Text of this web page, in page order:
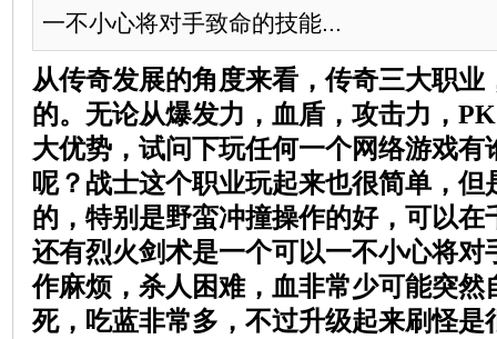
一不小心将对手致命的技能...
从传奇发展的角度来看，传奇三大职业
的。无论从爆发力，血盾，攻击力， PK
大优势，试问下玩任何一个网络游戏有
呢？战士这个职业玩起来也很简单，但
的，特别是野蛮冲撞操作的好，可以在
还有烈火剑术是一个可以一不小心将对
作麻烦，杀人困难，血非常少可能突然
死，吃蓝非常多，不过升级起来刷怪是